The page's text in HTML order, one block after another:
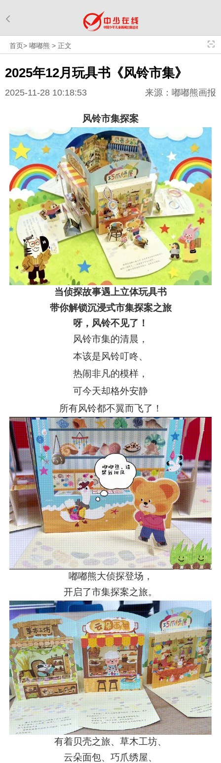
首页>嘟嘟熊 > 正文
2025年12月玩具书《风铃市集》
2025-11-28 10:18:53 来源：嘟嘟熊画报
风铃市集探案
当侦探故事遇上立体玩具书
带你解锁沉浸式市集探案之旅
呀，风铃不见了！
风铃市集的清晨，
本该是风铃叮咚、
热闹非凡的模样，
可今天却格外安静
所有风铃都不翼而飞了！
嘟嘟熊大侦探登场，
开启了市集探案之旅。
有着贝壳之旅、草木工坊、
云朵面包、巧爪绣屋、